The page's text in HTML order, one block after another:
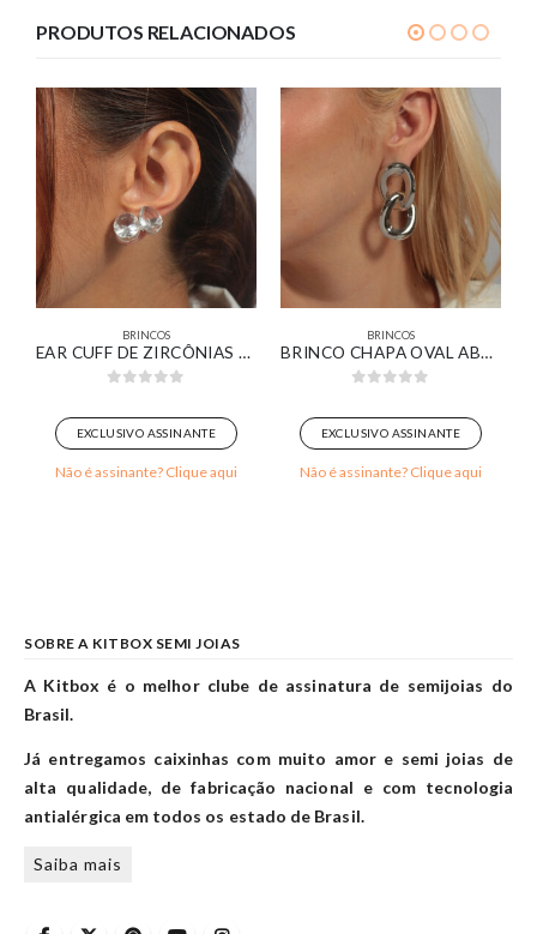
PRODUTOS RELACIONADOS
BRINCOS
EAR CUFF DE ZIRCÔNIAS CRISTAL BANHADO EM OURO BRANCO
EXCLUSIVO ASSINANTE
Não é assinante? Clique aqui
BRINCOS
BRINCO CHAPA OVAL ABAULADA DUPLA BANHADO EM OURO BRANCO
EXCLUSIVO ASSINANTE
Não é assinante? Clique aqui
SOBRE A KITBOX SEMI JOIAS
A Kitbox é o melhor clube de assinatura de semijoias do
Brasil.
Já entregamos caixinhas com muito amor e semi joias de
alta qualidade, de fabricação nacional e com tecnologia
antialérgica em todos os estado de Brasil.
Saiba mais